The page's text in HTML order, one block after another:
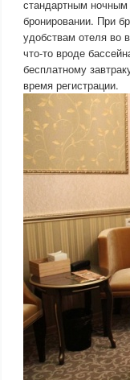
стандартным
бронировании. При
удобствам отеля во
что-то вроде
бесплатному
время регистрации.